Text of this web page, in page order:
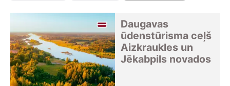
Daugavas
ūdenstūrisma ceļš
Aizkraukles un
Jēkabpils novados